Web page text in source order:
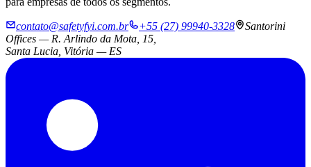
contato@safetyfyi.com.br +55 (27) 99940-3328
Santorini
Offices — R. Arlindo da Mota, 15,
Santa Lucia, Vitória — ES